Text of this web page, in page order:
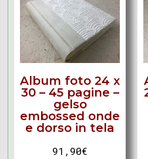
Album foto 24 x
30 – 45 pagine –
gelso
embossed onde
e dorso in tela
91,90€